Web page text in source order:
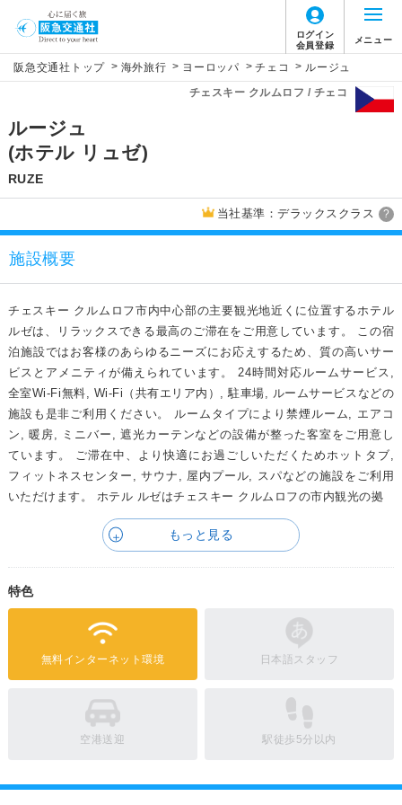
ログイン
会員登録
メニュー
阪急交通社トップ > 海外旅行 > ヨーロッパ > チェコ > ルージュ
チェスキー クルムロフ / チェコ
ルージュ
(ホテル リュゼ)
RUZE
当社基準：デラックスクラス ?
施設概要
チェスキー クルムロフ市内中心部の主要観光地近くに位置するホテル
ルゼは、リラックスできる最高のご滞在をご用意しています。 この宿
泊施設ではお客様のあらゆるニーズにお応えするため、質の高いサー
ビスとアメニティが備えられています。 24時間対応ルームサービス,
全室Wi-Fi無料, Wi-Fi（共有エリア内）, 駐車場, ルームサービスなどの
施設も是非ご利用ください。 ルームタイプにより禁煙ルーム, エアコ
ン, 暖房, ミニバー, 遮光カーテンなどの設備が整った客室をご用意し
ています。 ご滞在中、より快適にお過ごしいただくためホットタブ,
フィットネスセンター, サウナ, 屋内プール, スパなどの施設をご利用
いただけます。 ホテル ルゼはチェスキー クルムロフの市内観光の拠
もっと見る
特色
無料インターネット環境 日本語スタッフ
空港送迎 駅徒歩5分以内